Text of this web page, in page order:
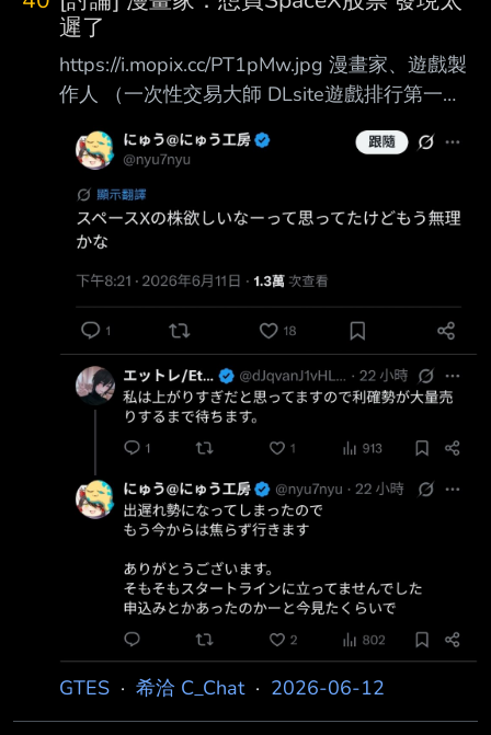
遲了
https://i.mopix.cc/PT1pMw.jpg 漫畫家、遊戲製
作人 （一次性交易大師 DLsite遊戲排行第一
果發現太遲了 現在才知道有申購 連起跑點都還
沒站上 SpaceX股票真的很賺錢嗎？ 怎麼看人說
是在販賣夢想的 --
GTES · 希洽 C_Chat· 2026-06-12